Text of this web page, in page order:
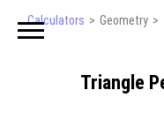
Calculators Geometry
Triangle